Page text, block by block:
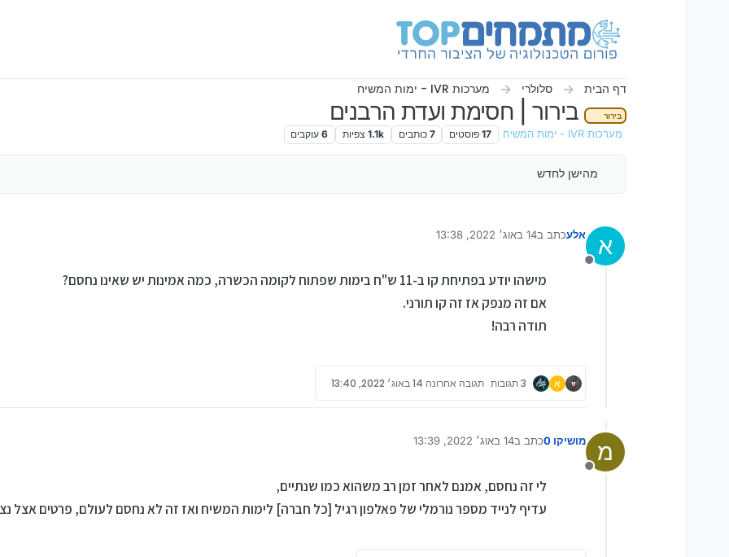
דף הבית סלולרי מערכות IVR - ימות המשיח
בירור בירור | חסימת ועדת הרבנים
מערכות IVR - ימות המשיח 17 פוסטים 7 כותבים 1.1k צפיות 6 עוקבים
מהישן לחדש
א
מנותק
אלעכתב ב14 באוג׳ 2022, 13:38
נערך לאחרונה על ידי
מישהו יודע בפתיחת קו ב-11 ש"ח בימות שפתוח לקומה הכשרה, כמה אמינות יש שאינו נחסם?
אם זה מנפק אז זה קו תורני.
תודה רבה!
א 3 תגובות תגובה אחרונה 14 באוג׳ 2022, 13:40
מ
מנותק
מושיקו 0 כתב ב14 באוג׳ 2022, 13:39
נערך לאחרונה על ידי
לי זה נחסם, אמנם לאחר זמן רב משהוא כמו שנתיים,
עדיף לנייד מספר נורמלי של פאלפון רגיל [כל חברה] לימות המשיח ואז זה לא נחסם לעולם, פרטים אצל